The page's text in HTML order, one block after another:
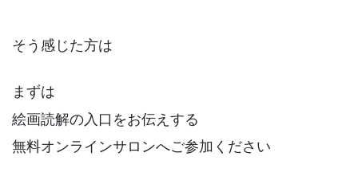
そう感じた方は
まずは
絵画読解の入口をお伝えする
無料オンラインサロンへご参加ください